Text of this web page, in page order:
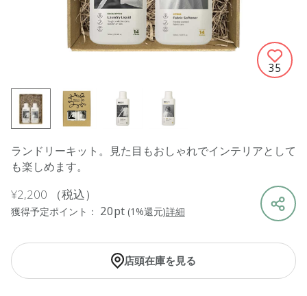
35
ランドリーキット。見た目もおしゃれでインテリアとして
も楽しめます。
¥2,200 （税込）
獲得予定ポイント： 20pt (1%還元)詳細
店頭在庫を見る